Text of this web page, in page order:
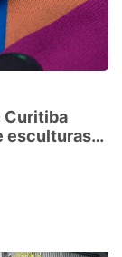
Curitiba
esculturas